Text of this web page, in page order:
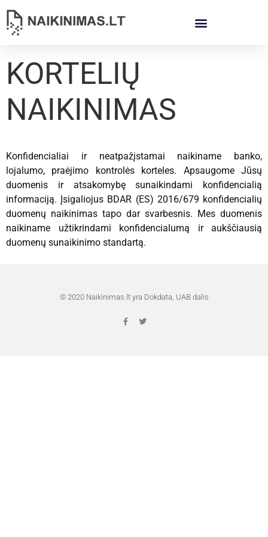
KORTELIŲ
NAIKINIMAS
Konfidencialiai ir neatpažįstamai naikiname banko,
lojalumo, praėjimo kontrolės korteles. Apsaugome Jūsų
duomenis ir atsakomybę sunaikindami konfidencialią
informaciją. Įsigaliojus BDAR (ES) 2016/679 konfidencialių
duomenų naikinimas tapo dar svarbesnis. Mes duomenis
naikiname užtikrindami konfidencialumą ir aukščiausią
duomenų sunaikinimo standartą.
© 2020 Naikinimas.lt yra Dokdata, UAB dalis